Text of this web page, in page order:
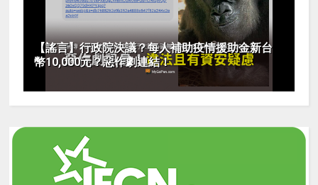
【謠言】行政院決議？每人補助疫情援助金新台
幣10,000元？惡作劇連結！